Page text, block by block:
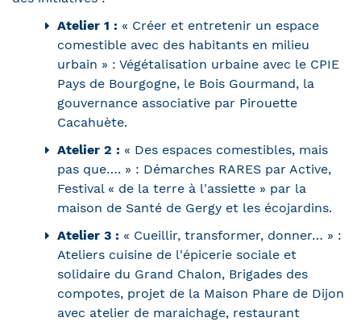
Atelier 1 : « Créer et entretenir un espace
comestible avec des habitants en milieu
urbain » : Végétalisation urbaine avec le CPIE
Pays de Bourgogne, le Bois Gourmand, la
gouvernance associative par Pirouette
Cacahuète.
Atelier 2 : « Des espaces comestibles, mais
pas que…. » : Démarches RARES par Active,
Festival « de la terre à l'assiette » par la
maison de Santé de Gergy et les écojardins.
Atelier 3 : « Cueillir, transformer, donner… » :
Ateliers cuisine de l'épicerie sociale et
solidaire du Grand Chalon, Brigades des
compotes, projet de la Maison Phare de Dijon
avec atelier de maraichage, restaurant